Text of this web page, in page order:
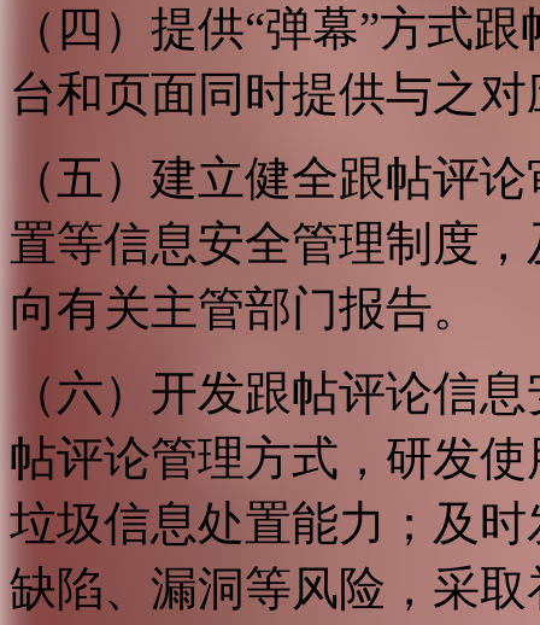
（四）提供“弹幕”方式
台和页面同时提供与之
（五）建立健全跟帖评
置等信息安全管理制度
向有关主管部门报告。
（六）开发跟帖评论信
帖评论管理方式，研发
垃圾信息处置能力；及
缺陷、漏洞等风险，采